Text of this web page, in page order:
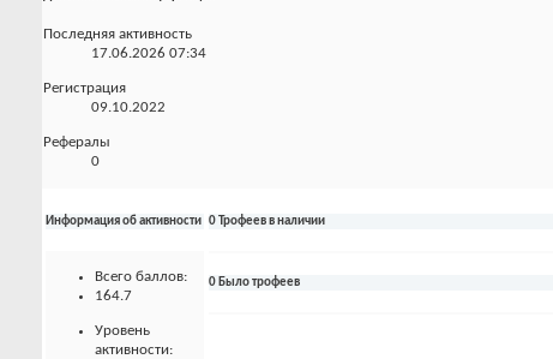
Последняя активность
17.06.2026 07:34
Регистрация
09.10.2022
Рефералы
0
Информация об активности
Всего баллов:
164.7
Уровень
активности:
0 Трофеев в наличии
0 Было трофеев